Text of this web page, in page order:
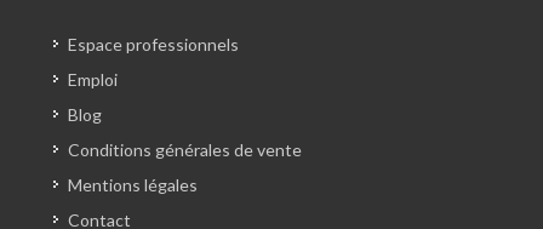
Espace professionnels
Emploi
Blog
Conditions générales de vente
Mentions légales
Contact